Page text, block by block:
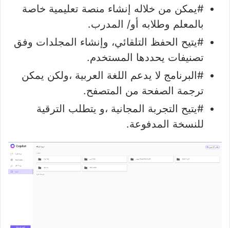
#يمكن من خلاله إنشاء منصة تعليمية خاصة
بالمعلم وطلابه أو/ المدرب.
#يتيح الحفظ التلقائي، وإنشاء المجلدات وفق
تصنيفات يحددها المستخدم.
#البرنامج لا يدعم اللغة العربية ،ولكن يمكن
ترجمة الصفحة من المتصفح.
#يتيح التجربة المجانية ،و يتطلب الترقية
للنسخة المدفوعة.